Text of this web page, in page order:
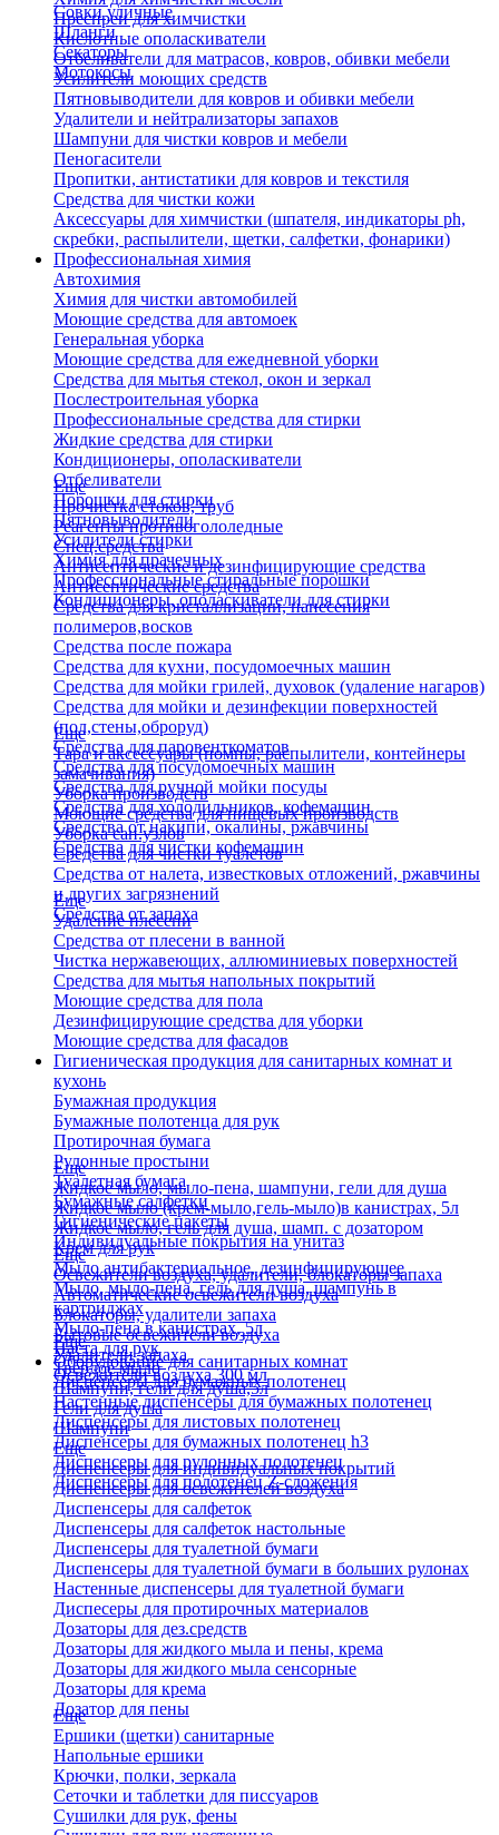
Совки уличные
Шланги
Секаторы
Мотокосы
Преспреи для химчистки
Кислотные ополаскиватели
Отбеливатели для матрасов, ковров, обивки мебели
Усилители моющих средств
Пятновыводители для ковров и обивки мебели
Удалители и нейтрализаторы запахов
Шампуни для чистки ковров и мебели
Пеногасители
Пропитки, антистатики для ковров и текстиля
Средства для чистки кожи
Аксессуары для химчистки (шпателя, индикаторы ph,
скребки, распылители, щетки, салфетки, фонарики)
Профессиональная химия
Автохимия
Химия для чистки автомобилей
Моющие средства для автомоек
Генеральная уборка
Моющие средства для ежедневной уборки
Средства для мытья стекол, окон и зеркал
Послестроительная уборка
Профессиональные средства для стирки
Жидкие средства для стирки
Кондиционеры, ополаскиватели
Отбеливатели
Порошки для стирки
Пятновыводители
Усилители стирки
Химия для прачечных
Профессиональные стиральные порошки
Кондиционеры, ополаскиватели для стирки
Еще
Прочистка стоков, труб
Реагенты противогололедные
Спец.средства
Антисептические и дезинфицирующие средства
Антисептические средства
Средства для кристаллизации, нанесения
полимеров,восков
Средства после пожара
Средства для кухни, посудомоечных машин
Средства для мойки грилей, духовок (удаление нагаров)
Средства для мойки и дезинфекции поверхностей
(пол,стены,оброруд)
Средства для паровенткоматов
Средства для посудомоечных машин
Средства для ручной мойки посуды
Средства для холодильников, кофемашин
Средства от накипи, окалины, ржавчины
Средства для чистки кофемашин
Еще
Тара и аксессуары (помпы, распылители, контейнеры
замачивания)
Уборка производств
Моющие средства для пищевых производств
Уборка сан.узлов
Средства для чистки туалетов
Средства от налета, известковых отложений, ржавчины
и других загрязнений
Средства от запаха
Еще
Удаление плесени
Средства от плесени в ванной
Чистка нержавеющих, аллюминиевых поверхностей
Средства для мытья напольных покрытий
Моющие средства для пола
Дезинфицирующие средства для уборки
Моющие средства для фасадов
Гигиеническая продукция для санитарных комнат и
кухонь
Бумажная продукция
Бумажные полотенца для рук
Протирочная бумага
Рулонные простыни
Туалетная бумага
Бумажные салфетки
Гигиенические пакеты
Индивидуальные покрытия на унитаз
Еще
Жидкое мыло, мыло-пена, шампуни, гели для душа
Жидкое мыло (крем-мыло,гель-мыло)в канистрах, 5л
Жидкое мыло, гель для душа, шамп. с дозатором
Крем для рук
Мыло антибактериальное, дезинфицирующее
Мыло, мыло-пена, гель для душа, шампунь в
картриджах
Мыло-пена в канистрах, 5л
Паста для рук
Твердое мыло
Шампуни, гели для душа,5л
Гели для душа
Шампуни
Еще
Освежители воздуха, удалители, блокаторы запаха
Автоматические освежители воздуха
Блокаторы, удалители запаха
Бытовые освежители воздуха
Удалители запаха
Освежители воздуха 300 мл
Еще
Оборудование для санитарных комнат
Диспенсеры для бумажных полотенец
Настенные диспенсеры для бумажных полотенец
Диспенсеры для листовых полотенец
Диспенсеры для бумажных полотенец h3
Диспенсеры для рулонных полотенец
Диспенсеры для полотенец Z-сложения
Еще
Диспенсеры для индивидуальных покрытий
Диспенсеры для освежителей воздуха
Диспенсеры для салфеток
Диспенсеры для салфеток настольные
Диспенсеры для туалетной бумаги
Диспенсеры для туалетной бумаги в больших рулонах
Настенные диспенсеры для туалетной бумаги
Диспесеры для протирочных материалов
Дозаторы для дез.средств
Дозаторы для жидкого мыла и пены, крема
Дозаторы для жидкого мыла сенсорные
Дозаторы для крема
Дозатор для пены
Еще
Ершики (щетки) санитарные
Напольные ершики
Крючки, полки, зеркала
Сеточки и таблетки для писсуаров
Сушилки для рук, фены